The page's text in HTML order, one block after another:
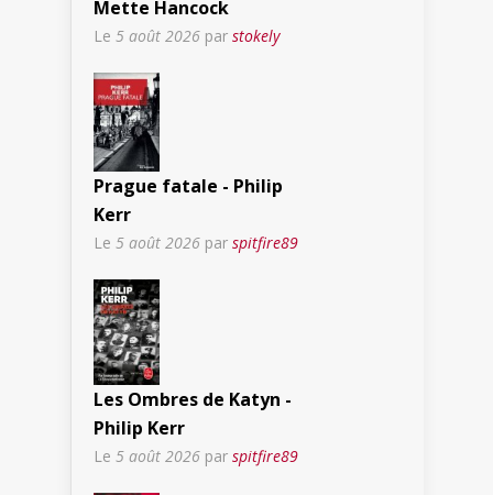
Mette Hancock
Le 5 août 2026 par stokely
Prague fatale - Philip
Kerr
Le 5 août 2026 par spitfire89
Les Ombres de Katyn -
Philip Kerr
Le 5 août 2026 par spitfire89